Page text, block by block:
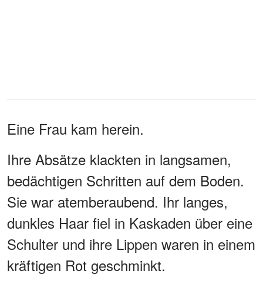
Eine Frau kam herein.
Ihre Absätze klackten in langsamen,
bedächtigen Schritten auf dem Boden.
Sie war atemberaubend. Ihr langes,
dunkles Haar fiel in Kaskaden über eine
Schulter und ihre Lippen waren in einem
kräftigen Rot geschminkt.